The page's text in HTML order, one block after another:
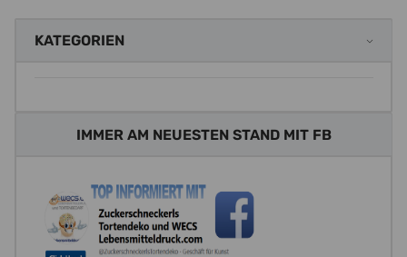
KATEGORIEN
IMMER AM NEUESTEN STAND MIT FB